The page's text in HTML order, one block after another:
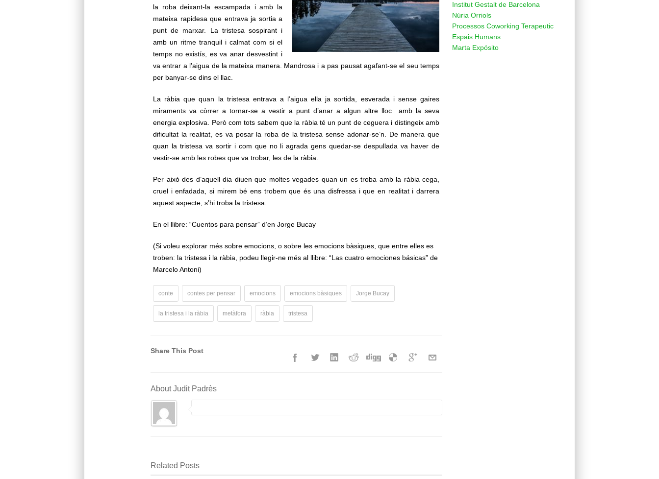
la roba deixant-la escampada i amb la
mateixa rapidesa que entrava ja sortia a
punt de marxar. La tristesa sospirant i
amb un ritme tranquil i calmat com si el
temps no existís, es va anar desvestint i
va entrar a l’aigua de la mateixa manera. Mandrosa i a pas pausat agafant-se el seu temps
per banyar-se dins el llac.
La ràbia que quan la tristesa entrava a l’aigua ella ja sortida, esverada i sense gaires
miraments va còrrer a tornar-se a vestir a punt d’anar a algun altre lloc amb la seva
energia explosiva. Però com tots sabem que la ràbia té un punt de ceguera i distingeix amb
dificultat la realitat, es va posar la roba de la tristesa sense adonar-se’n. De manera que
quan la tristesa va sortir i com que no li agrada gens quedar-se despullada va haver de
vestir-se amb les robes que va trobar, les de la ràbia.
Per això des d’aquell dia diuen que moltes vegades quan un es troba amb la ràbia cega,
cruel i enfadada, si mirem bé ens trobem que és una disfressa i que en realitat i darrera
aquest aspecte, s’hi troba la tristesa.
En el llibre: “Cuentos para pensar” d’en Jorge Bucay
(Si voleu explorar més sobre emocions, o sobre les emocions bàsiques, que entre elles es
troben: la tristesa i la ràbia, podeu llegir-ne més al llibre: “Las cuatro emociones básicas” de
Marcelo Antoni)
conte contes per pensar emocions emocions bàsiques Jorge Bucay
la tristesa i la ràbia metàfora ràbia tristesa
Share This Post
About Judit Padrès
Related Posts
Institut Gestalt de Barcelona
Núria Orriols
Processos Coworking Terapeutic
Espais Humans
Marta Expósito